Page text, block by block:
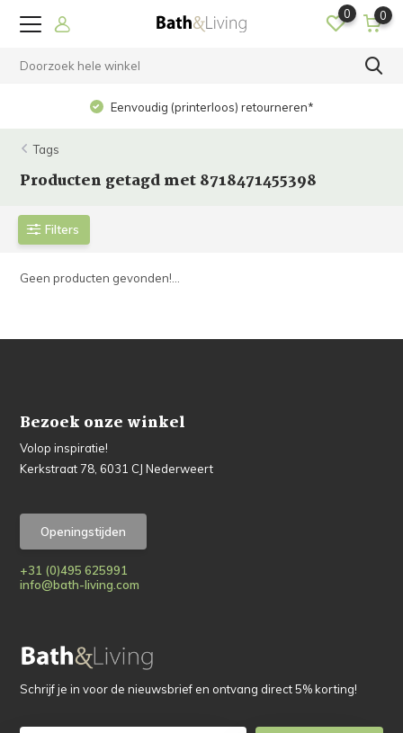
0 0
Eenvoudig (printerloos) retourneren*
Tags
Producten getagd met 8718471455398
Filters
Geen producten gevonden!...
Bezoek onze winkel
Volop inspiratie!
Kerkstraat 78, 6031 CJ Nederweert
Openingstijden
+31 (0)495 625991
info@bath-living.com
Schrijf je in voor de nieuwsbrief en ontvang direct 5% korting!